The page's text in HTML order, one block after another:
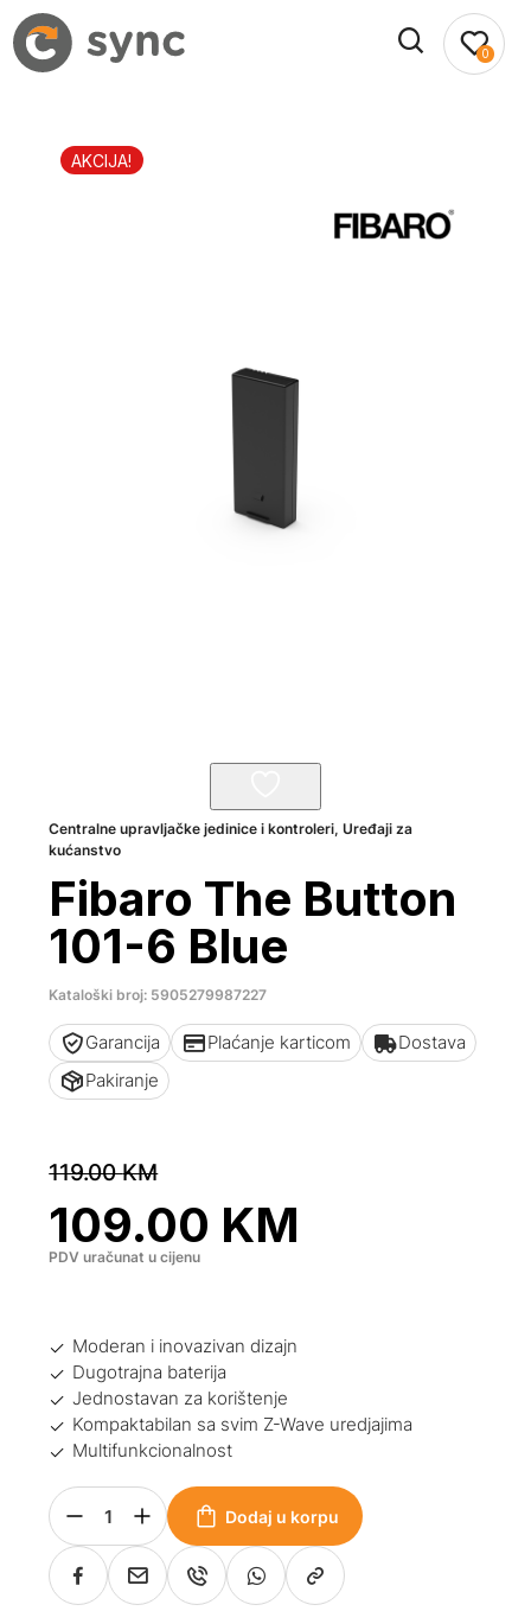
0
AKCIJA!
Centralne upravljačke jedinice i kontroleri,Uređaji za
kućanstvo
Fibaro The Button
101-6 Blue
Kataloški broj: 5905279987227
Garancija Plaćanje karticom
Dostava
Pakiranje
119.00KM
109.00 KM
PDV uračunat u cijenu
Moderan i inovazivan dizajn
Dugotrajna baterija
Jednostavan za korištenje
Kompaktabilan sa svim Z-Wave uredjajima
Multifunkcionalnost
Dodaj u korpu